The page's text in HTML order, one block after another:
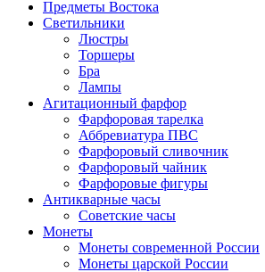
Предметы Востока
Светильники
Люстры
Торшеры
Бра
Лампы
Агитационный фарфор
Фарфоровая тарелка
Аббревиатура ПВС
Фарфоровый сливочник
Фарфоровый чайник
Фарфоровые фигуры
Антикварные часы
Советские часы
Монеты
Монеты современной России
Монеты царской России